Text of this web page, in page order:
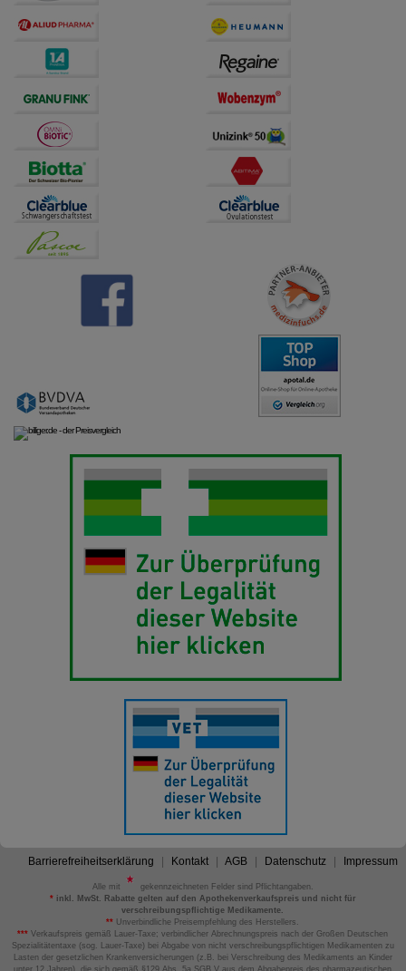
Barrierefreiheitserklärung Kontakt AGB Datenschutz Impressum
Alle mit
gekennzeichneten Felder sind Pflichtangaben.
*inkl. MwSt. Rabatte gelten auf den Apothekenverkaufspreis und nicht für
verschreibungspflichtige Medikamente.
** Unverbindliche Preisempfehlung des Herstellers.
*** Verkaufspreis gemäß Lauer-Taxe; verbindlicher Abrechnungspreis nach der Großen Deutschen
Spezialitätentaxe (sog. Lauer-Taxe) bei Abgabe von nicht verschreibungspflichtigen Medikamenten zu
Lasten der gesetzlichen Krankenversicherungen (z.B. bei Verschreibung des Medikaments an Kinder
unter 12 Jahren), die sich gemäß §129 Abs. 5a SGB V aus dem Abgabepreis des pharmazeutischen